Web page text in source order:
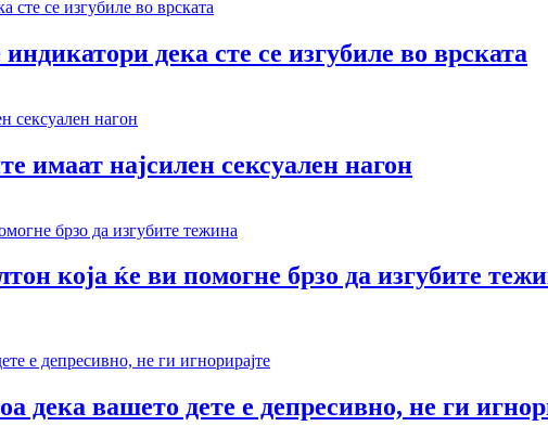
дека сте се изгубиле во врската
имаат најсилен сексуален нагон
која ќе ви помогне брзо да изгубите
дека вашето дете е депресивно, не ги